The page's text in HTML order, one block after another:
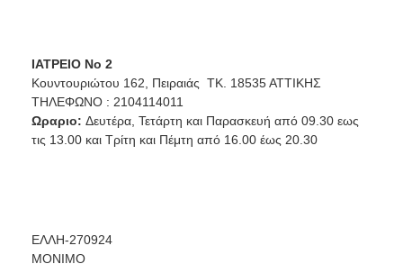
ΙΑΤΡΕΙΟ Νο 2
Κουντουριώτου 162, Πειραιάς ΤΚ. 18535 ΑΤΤΙΚΗΣ
ΤΗΛΕΦΩΝΟ : 2104114011
Ωραριο: Δευτέρα, Τετάρτη και Παρασκευή από 09.30 εως
τις 13.00 και Τρίτη και Πέμτη από 16.00 έως 20.30
EΛΛΗ-270924
ΜΟΝΙΜΟ